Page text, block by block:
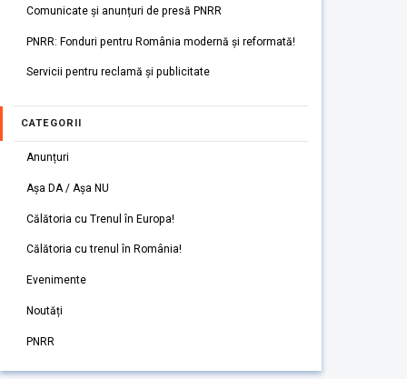
Comunicate și anunțuri de presă PNRR
PNRR: Fonduri pentru România modernă și reformată!
Servicii pentru reclamă și publicitate
CATEGORII
Anunțuri
Așa DA / Așa NU
Călătoria cu Trenul în Europa!
Călătoria cu trenul în România!
Evenimente
Noutăți
PNRR